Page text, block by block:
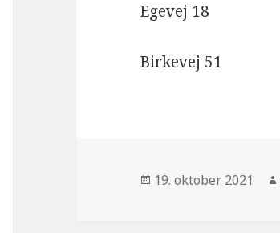
Egevej 18
Birkevej 51
Udgivet
19. oktober 2021